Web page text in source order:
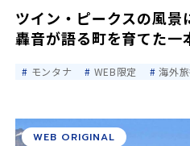
ツイン・ピークスの風
轟音が語る町を育てた一
モンタナ WEB限定 海外
WEB ORIGINAL